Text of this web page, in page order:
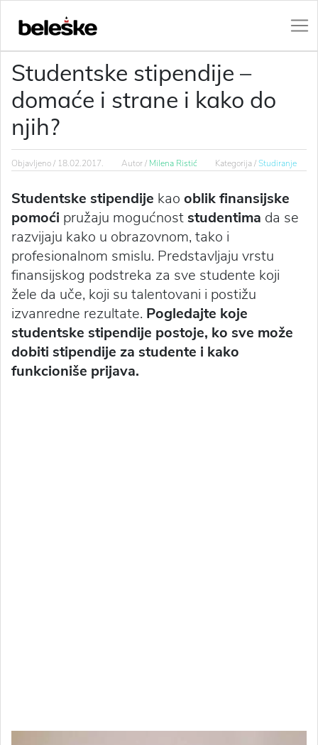
Studentske stipendije –
domaće i strane i kako do
njih?
Objavljeno / 18.02.2017. Autor / Milena Ristić Kategorija /Studiranje
Studentske stipendije kao oblik finansijske
pomoći pružaju mogućnoststudentima da se
razvijaju kako u obrazovnom, tako i
profesionalnom smislu. Predstavljaju vrstu
finansijskog podstreka za sve studente koji
žele da uče, koji su talentovani i postižu
izvanredne rezultate. Pogledajte koje
studentske stipendije postoje, ko sve može
dobiti stipendije za studente i kako
funkcioniše prijava.